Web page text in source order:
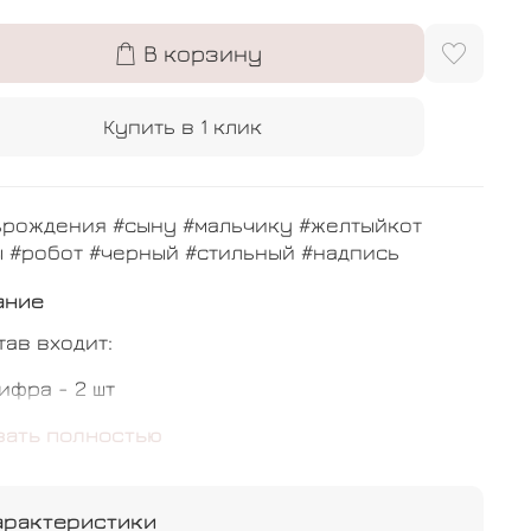
В корзину
Купить в 1 клик
#сыну #мальчику #желтыйкот
#робот #черный #стильный #надпись
входит:
- 2 шт
кот - 1 шт
полностью